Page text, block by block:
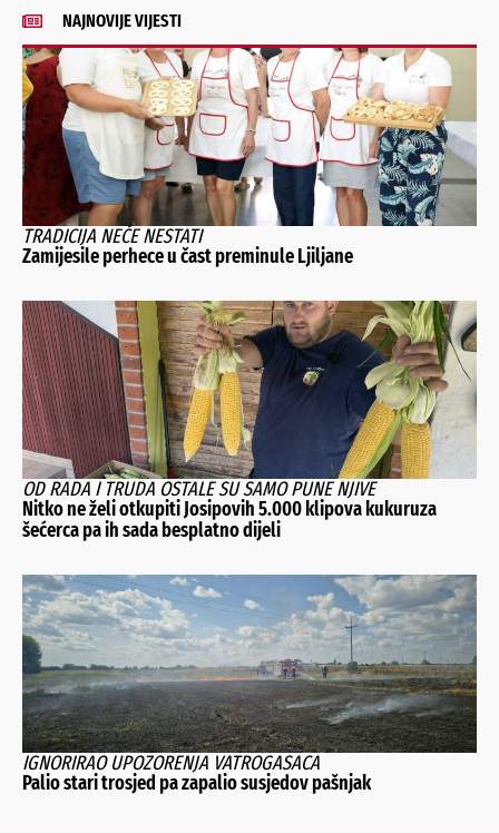
NAJNOVIJE VIJESTI
TRADICIJA NEĆE NESTATI
Zamijesile perhece u čast preminule Ljiljane
OD RADA I TRUDA OSTALE SU SAMO PUNE NJIVE
Nitko ne želi otkupiti Josipovih 5.000 klipova kukuruza
šećerca pa ih sada besplatno dijeli
IGNORIRAO UPOZORENJA VATROGASACA
Palio stari trosjed pa zapalio susjedov pašnjak